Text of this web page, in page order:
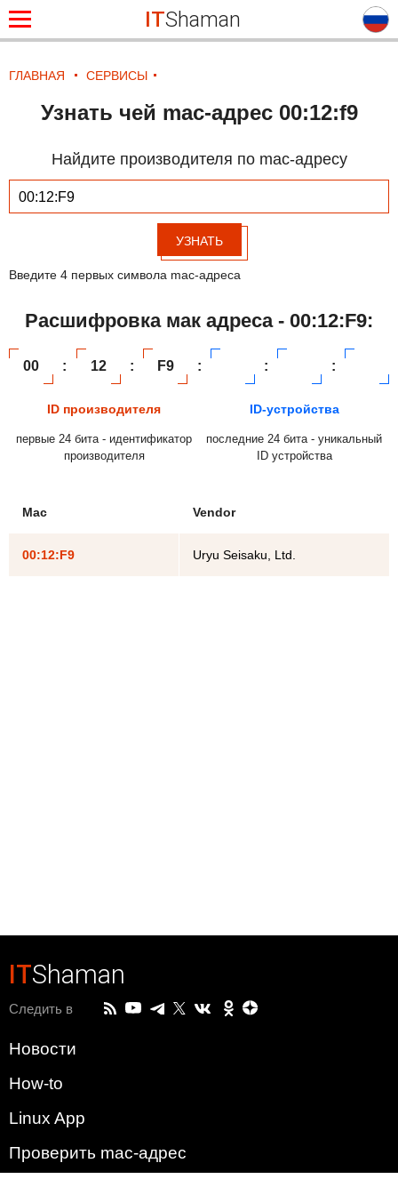
ITShaman
ГЛАВНАЯ СЕРВИСЫ
Узнать чей mac-адрес 00:12:f9
Найдите производителя по mac-адресу
УЗНАТЬ
Введите 4 первых символа mac-адреса
Расшифровка мак адреса - 00:12:F9:
00 : 12 : F9 : : :
ID производителя
первые 24 бита - идентификатор
производителя
ID-устройства
последние 24 бита - уникальный
ID устройства
Mac Vendor
00:12:F9 Uryu Seisaku, Ltd.
ITShaman
Следить в
Новости
How-to
Linux App
Проверить mac-адрес